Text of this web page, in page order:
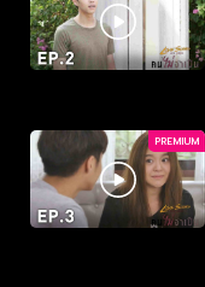
PREMIUM